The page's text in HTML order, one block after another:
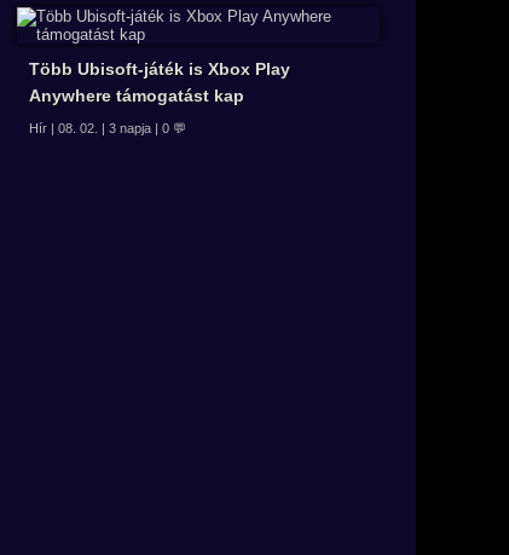
Több Ubisoft-játék is Xbox Play
Anywhere támogatást kap
Hír | 08. 02. | 3 napja | 0 💬